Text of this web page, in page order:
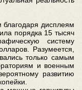
благодаря дисплеям
порядка 15 тысяч
систему
Разумеется,
только самым
и военным
развитию